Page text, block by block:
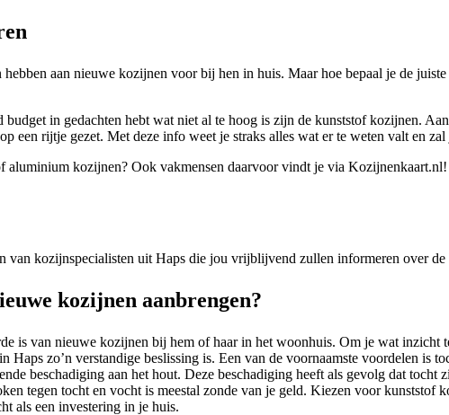
aan nieuwe kozijnen voor bij hen in huis. Maar hoe bepaal je de
budget in gedachten hebt wat niet al te hoog is zijn de kunststof kozijnen.
een rijtje gezet. Met deze info weet je straks alles wat er te weten valt en
kozijnen? Ook vakmensen daarvoor vindt je via Kozijnenkaart.nl!
van kozijnspecialisten uit Haps die jou vrijblijvend zullen informeren over
kozijnen aanbrengen?
is van nieuwe kozijnen bij hem of haar in het woonhuis. Om je wat inzicht
zo’n verstandige beslissing is. Een van de voornaamste voordelen is
beschadiging aan het hout. Deze beschadiging heeft als gevolg dat
tegen tocht en vocht is meestal zonde van je geld. Kiezen voor kunststof
als een investering in je huis.